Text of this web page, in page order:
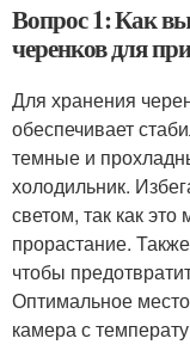
Вопрос 1: Как
черенков для
Для хранения
обеспечивает
темные и
холодильник.
светом, так как
прорастание.
чтобы
Оптимальное
камера с